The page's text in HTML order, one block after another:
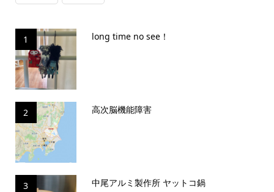
1 long time no see！
2 高次脳機能障害
3 中尾アルミ製作所 ヤットコ鍋